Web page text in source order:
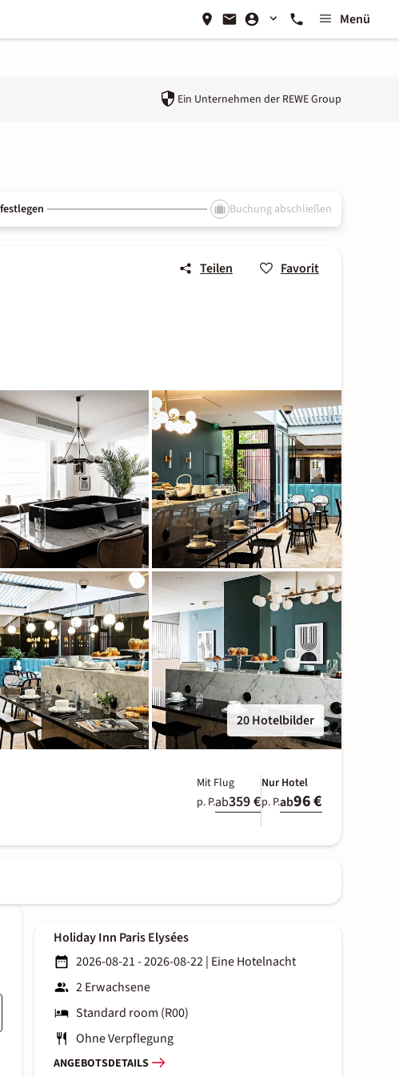
Menü
Ein Unternehmen der REWE Group
Buchung abschließen
Teilen Favorit
20 Hotelbilder
Mit Flug
p. P.ab359 €
Nur Hotel
p. P.ab96 €
Holiday Inn Paris Elysées
2026-08-21 - 2026-08-22| Eine Hotelnacht
2 Erwachsene
Standard room (R00)
Ohne Verpflegung
ANGEBOTSDETAILS